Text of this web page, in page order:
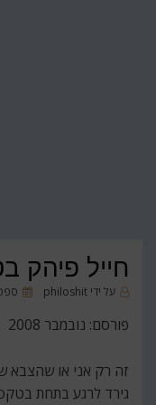
חייל פיהק
על ידי philoshit
פורסם
פורסם: נובמבר 2008
זה רק אני או שהצבא
גירד לרגע בתחת